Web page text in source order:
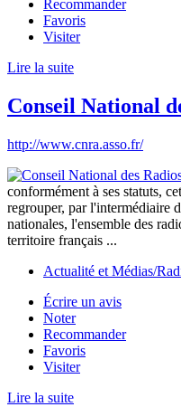
Recommander
Favoris
Visiter
Lire la suite
Conseil National
http://www.cnra.asso.fr/
conformément à ses statuts,
regrouper, par l'intermédiaire
nationales, l'ensemble des
territoire français ...
Actualité et Médias/
Écrire un avis
Noter
Recommander
Favoris
Visiter
Lire la suite